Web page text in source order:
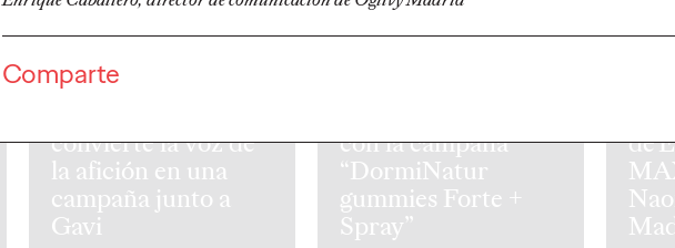
Comparte
¿Qué significa ser
convierte la voz de
la afición en una
campaña junto a
Gavi
con la campaña
“DormiNatur
gummies Forte +
Spray”
de